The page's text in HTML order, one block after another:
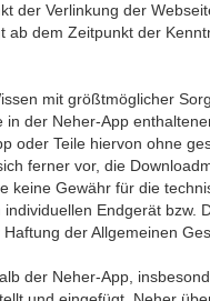
der Verlinkung der
ab dem Zeitpunkt der
mit größtmöglicher
in der Neher-App
oder Teile hiervon ohne
ferner vor, die
keine Gewähr für die
Endgerät
der Allgemeinen
der Neher-App,